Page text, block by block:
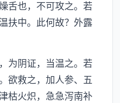
舌也，不可攻之。若
扶中。此何故？外露
阴证，当温之。若
欲救之，加人参、五
枯火炽，急急泻南补